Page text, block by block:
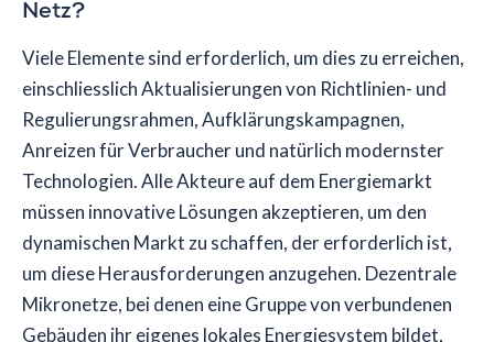
Netz?
Viele Elemente sind erforderlich, um dies zu erreichen,
einschliesslich Aktualisierungen von Richtlinien- und
Regulierungsrahmen, Aufklärungskampagnen,
Anreizen für Verbraucher und natürlich modernster
Technologien. Alle Akteure auf dem Energiemarkt
müssen innovative Lösungen akzeptieren, um den
dynamischen Markt zu schaffen, der erforderlich ist,
um diese Herausforderungen anzugehen. Dezentrale
Mikronetze, bei denen eine Gruppe von verbundenen
Gebäuden ihr eigenes lokales Energiesystem bildet,